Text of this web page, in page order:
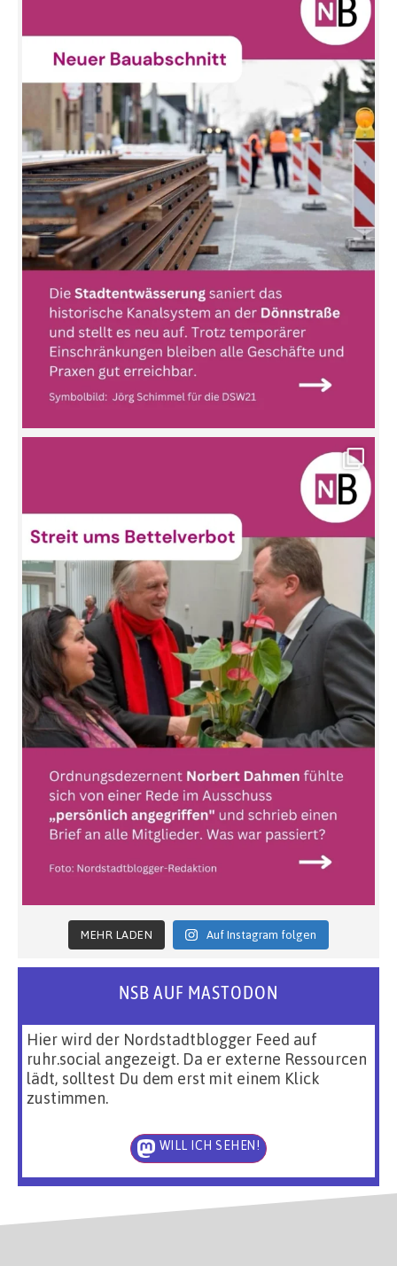
MEHR LADEN Auf Instagram folgen
NSB AUF MASTODON
Hier wird der Nordstadtblogger Feed auf
ruhr.social angezeigt. Da er externe Ressourcen
lädt, solltest Du dem erst mit einem Klick
zustimmen.
WILL ICH SEHEN!